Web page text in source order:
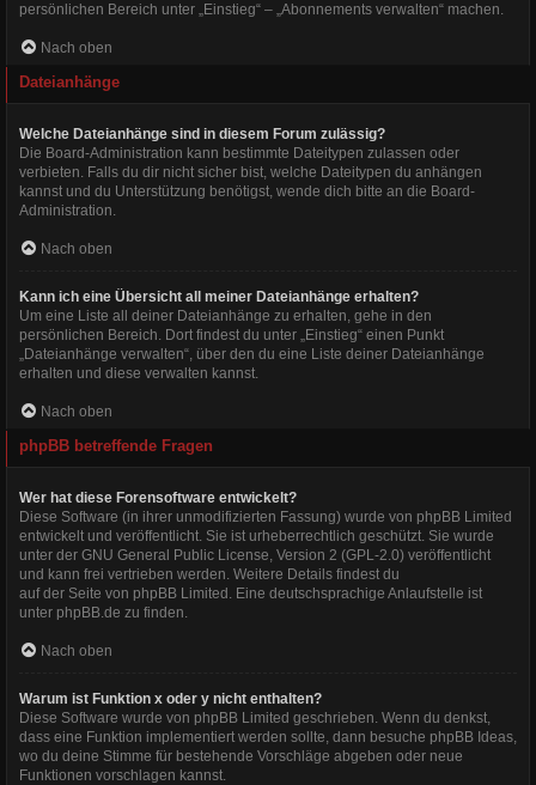
persönlichen Bereich unter „Einstieg“ – „Abonnements verwalten“ machen.
Nach oben
Dateianhänge
Welche Dateianhänge sind in diesem Forum zulässig?
Die Board-Administration kann bestimmte Dateitypen zulassen oder
verbieten. Falls du dir nicht sicher bist, welche Dateitypen du anhängen
kannst und du Unterstützung benötigst, wende dich bitte an die Board-
Administration.
Nach oben
Kann ich eine Übersicht all meiner Dateianhänge erhalten?
Um eine Liste all deiner Dateianhänge zu erhalten, gehe in den
persönlichen Bereich. Dort findest du unter „Einstieg“ einen Punkt
„Dateianhänge verwalten“, über den du eine Liste deiner Dateianhänge
erhalten und diese verwalten kannst.
Nach oben
phpBB betreffende Fragen
Wer hat diese Forensoftware entwickelt?
Diese Software (in ihrer unmodifizierten Fassung) wurde von phpBB Limited
entwickelt und veröffentlicht. Sie ist urheberrechtlich geschützt. Sie wurde
unter der GNU General Public License, Version 2 (GPL-2.0) veröffentlicht
und kann frei vertrieben werden. Weitere Details findest du
auf der Seite von phpBB Limited. Eine deutschsprachige Anlaufstelle ist
unter phpBB.de zu finden.
Nach oben
Warum ist Funktion x oder y nicht enthalten?
Diese Software wurde von phpBB Limited geschrieben. Wenn du denkst,
dass eine Funktion implementiert werden sollte, dann besuche phpBB Ideas,
wo du deine Stimme für bestehende Vorschläge abgeben oder neue
Funktionen vorschlagen kannst.